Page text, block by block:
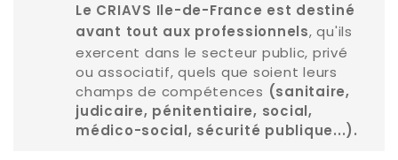
Le CRIAVS Ile-de-France est destiné
avant tout aux professionnels, qu'ils
exercent dans le secteur public, privé
ou associatif, quels que soient leurs
champs de compétences (sanitaire,
judicaire, pénitentiaire, social,
médico-social, sécurité publique...).